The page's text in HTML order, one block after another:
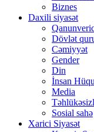
Biznes
Daxili siyasət
Dövlət
Cəmiyyət
Gender
Din
İnsan
Media
Sosial sahə
Xarici Siyasət